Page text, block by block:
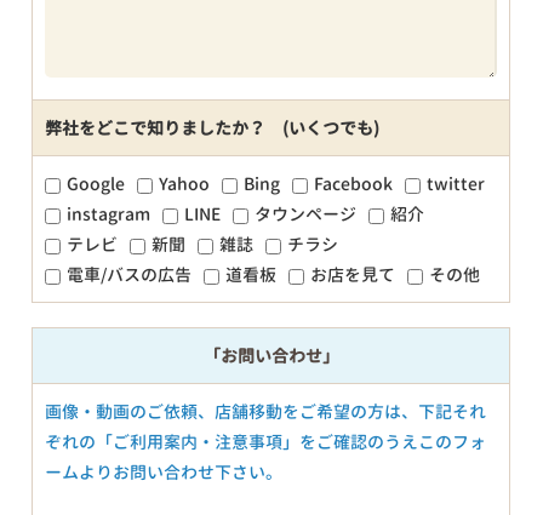
弊社をどこで知りましたか？ (いくつでも)
Google Yahoo Bing Facebook
twitter
instagram
LINE タウンページ
紹介
テレビ
新聞 雑誌
チラシ
電車/バスの広告
道看板 お店を見て その他
「お問い合わせ」
画像・動画のご依頼、店舗移動をご希望の方は、下記それ
ぞれの「ご利用案内・注意事項」をご確認のうえこのフォ
ームよりお問い合わせ下さい。